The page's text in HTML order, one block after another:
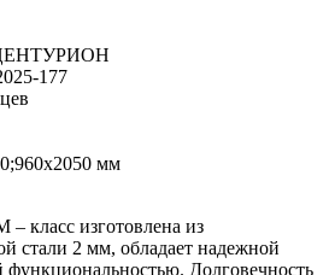
177
мм
класс изготовлена из
стали 2 мм, обладает надежной
Долговечность